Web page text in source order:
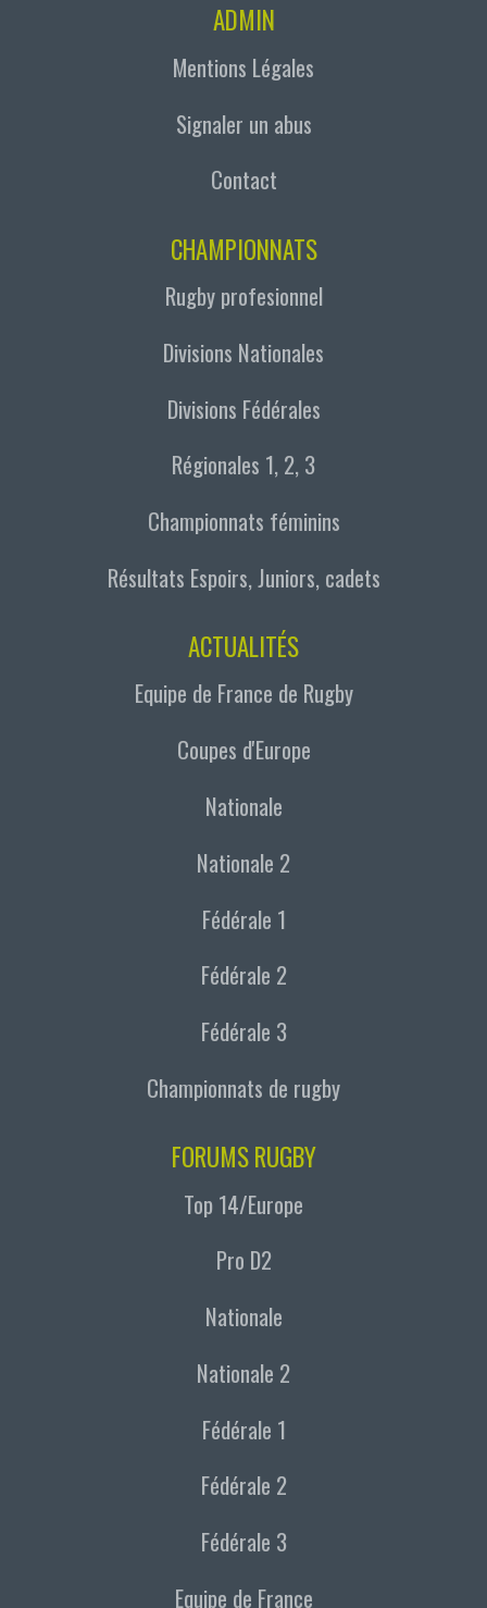
ADMIN
Mentions Légales
Signaler un abus
Contact
CHAMPIONNATS
Rugby profesionnel
Divisions Nationales
Divisions Fédérales
Régionales 1, 2, 3
Championnats féminins
Résultats Espoirs, Juniors, cadets
ACTUALITÉS
Equipe de France de Rugby
Coupes d'Europe
Nationale
Nationale 2
Fédérale 1
Fédérale 2
Fédérale 3
Championnats de rugby
FORUMS RUGBY
Top 14/Europe
Pro D2
Nationale
Nationale 2
Fédérale 1
Fédérale 2
Fédérale 3
Equipe de France